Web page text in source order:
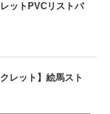
ットPVCリストバ
レット】絵馬スト